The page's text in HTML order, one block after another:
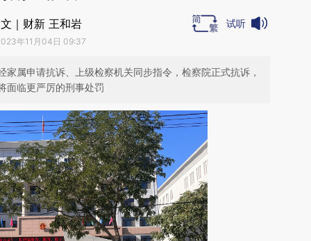
文｜财新 王和岩
年11月04日 09:37
试听
属申请抗诉、上级检察机关同步指令，检察院正式抗诉，
面临更严厉的刑事处罚